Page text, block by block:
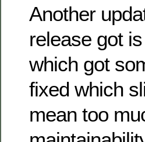
Another
release got
which got
fixed which
mean too